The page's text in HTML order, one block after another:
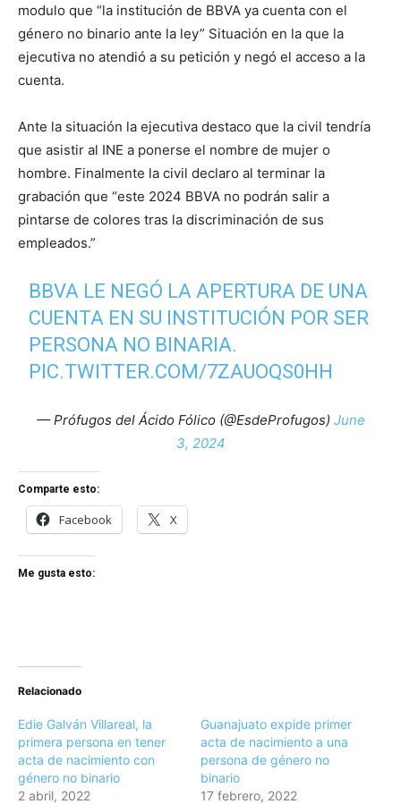
modulo que “la institución de BBVA ya cuenta con el
género no binario ante la ley” Situación en la que la
ejecutiva no atendió a su petición y negó el acceso a la
cuenta.
Ante la situación la ejecutiva destaco que la civil tendría
que asistir al INE a ponerse el nombre de mujer o
hombre. Finalmente la civil declaro al terminar la
grabación que “este 2024 BBVA no podrán salir a
pintarse de colores tras la discriminación de sus
empleados.”
BBVA LE NEGÓ LA APERTURA DE UNA
CUENTA EN SU INSTITUCIÓN POR SER
PERSONA NO BINARIA.
PIC.TWITTER.COM/7ZAUOQS0HH
— Prófugos del Ácido Fólico (@EsdeProfugos) June
3, 2024
Comparte esto:
Facebook X
Me gusta esto:
Relacionado
Edie Galván Villareal, la
primera persona en tener
acta de nacimiento con
género no binario
2 abril, 2022
Guanajuato expide primer
acta de nacimiento a una
persona de género no
binario
17 febrero, 2022